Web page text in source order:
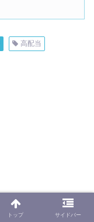
高配当
トップ サイドバー